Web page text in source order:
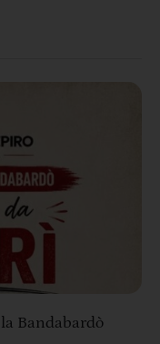
Bandabardò